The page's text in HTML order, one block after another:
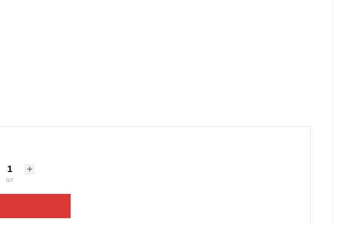
шт